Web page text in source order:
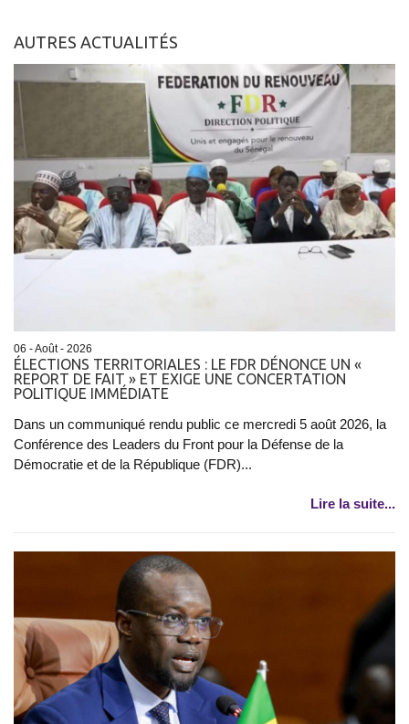
AUTRES ACTUALITÉS
06 - Août - 2026
ÉLECTIONS TERRITORIALES : LE FDR DÉNONCE UN «
REPORT DE FAIT » ET EXIGE UNE CONCERTATION
POLITIQUE IMMÉDIATE
Dans un communiqué rendu public ce mercredi 5 août 2026, la
Conférence des Leaders du Front pour la Défense de la
Démocratie et de la République (FDR)...
Lire la suite...